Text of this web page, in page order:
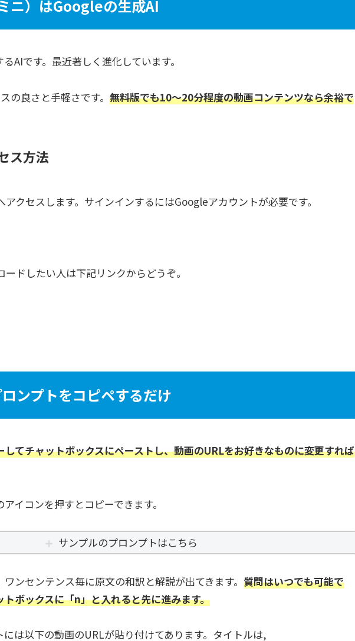
ニ）はGoogleの生成AI
AIです。最近著しく進化しています。
の良さと手軽さです。 無料版でも10～20分程度の動画コンテンツなら余裕で
ス方法
クセスします。サインインするにはGoogleアカウントが必要です。
ドしたい人は下記リンクからどうぞ。
ンプトをコピペするだけ
してチャットボックスにペーストし、動画のURLをお好きなものに変更すれば
イコンを押すとコピーできます。
サンプルのプロンプトはこちら
ンセンテンス毎に原文の和訳と解説が出てきます。 質問はいつでも可能で
ボックスに「n」と入れると先に進みます。
は以下の動画のURLが貼り付けてあります。タイトルは,